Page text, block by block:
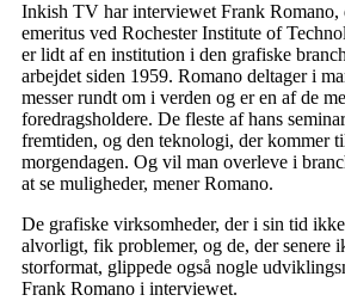
Inkish TV har interviewet Frank Romano,
emeritus ved Rochester Institute of
er lidt af en institution i den grafiske
arbejdet siden 1959. Romano deltager i
messer rundt om i verden og er en af de
foredragsholdere. De fleste af hans
fremtiden, og den teknologi, der kommer
morgendagen. Og vil man overleve i
at se muligheder, mener Romano.
De grafiske virksomheder, der i sin tid
alvorligt, fik problemer, og de, der senere
storformat, glippede også nogle
Frank Romano i interviewet.